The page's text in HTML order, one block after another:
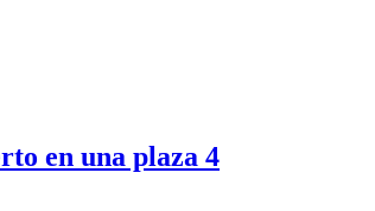
en una plaza 4